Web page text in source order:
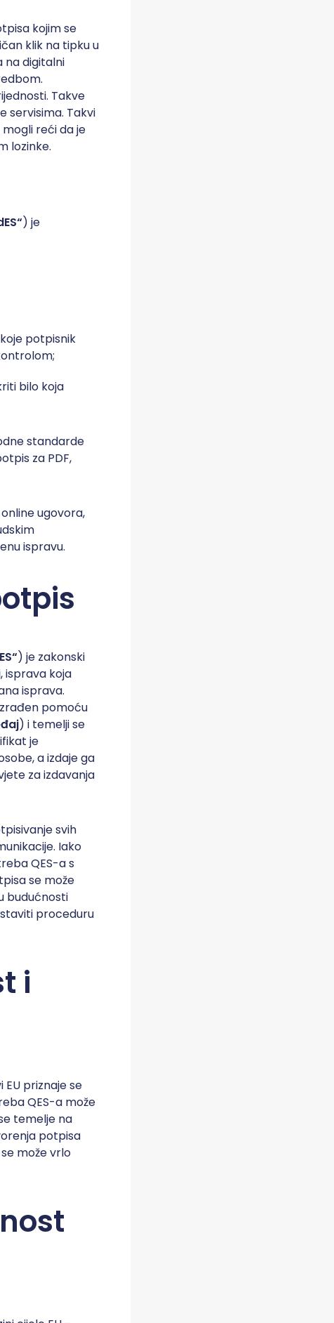
kojim se
klik na tipku u
na digitalni
Takve
servisima. Takvi
reći da je
lozinke.
) je
potpisnik
bilo koja
standarde
za PDF,
ugovora,
ispravu.
) je zakonski
isprava koja
isprava.
pomoću
) i temelji se
je
a izdaje ga
za izdavanja
svih
Iako
QES-a s
se može
budućnosti
proceduru
i
priznaje se
QES-a može
temelje na
potpisa
može vrlo